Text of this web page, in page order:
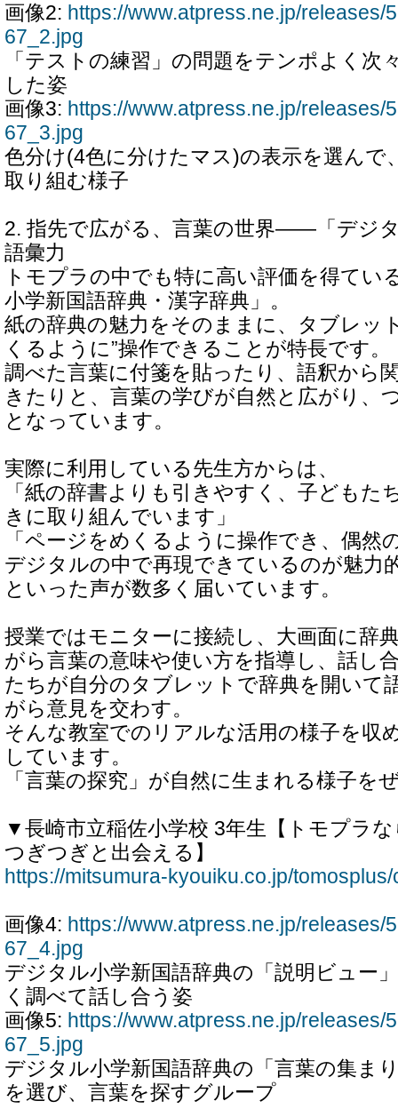
画像2: https://www.atpress.ne.jp/releases/
67_2.jpg
「テストの練習」の問題をテンポよく次
した姿
画像3: https://www.atpress.ne.jp/releases/
67_3.jpg
色分け(4色に分けたマス)の表示を選んで
取り組む様子
2. 指先で広がる、言葉の世界――「デジ
語彙力
トモプラの中でも特に高い評価を得てい
小学新国語辞典・漢字辞典」。
紙の辞典の魅力をそのままに、タブレッ
くるように”操作できることが特長です。
調べた言葉に付箋を貼ったり、語釈から
きたりと、言葉の学びが自然と広がり、
となっています。
実際に利用している先生方からは、
「紙の辞書よりも引きやすく、子どもた
きに取り組んでいます」
「ページをめくるように操作でき、偶然
デジタルの中で再現できているのが魅力
といった声が数多く届いています。
授業ではモニターに接続し、大画面に辞
がら言葉の意味や使い方を指導し、話し
たちが自分のタブレットで辞典を開いて
がら意見を交わす。
そんな教室でのリアルな活用の様子を収
しています。
「言葉の探究」が自然に生まれる様子を
▼長崎市立稲佐小学校 3年生【トモプラ
つぎつぎと出会える】
https://mitsumura-kyouiku.co.jp/
画像4: https://www.atpress.ne.jp/releases/
67_4.jpg
デジタル小学新国語辞典の「説明ビュー
く調べて話し合う姿
画像5: https://www.atpress.ne.jp/releases/
67_5.jpg
デジタル小学新国語辞典の「言葉の集ま
を選び、言葉を探すグループ